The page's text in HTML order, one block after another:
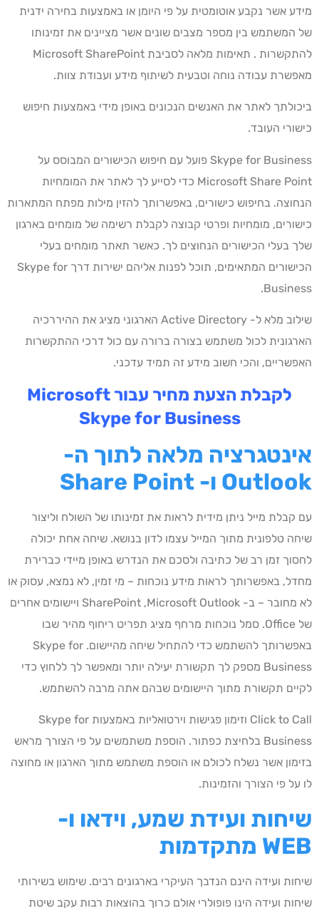
מידע אשר נקבע אוטומטית על פי היומן או באמצעות בחירה ידנית
של המשתמש בין מספר מצבים שונים אשר מציינים את זמינותו
להתקשרות . תאימות מלאה לסביבת Microsoft SharePoint
מאפשרת עבודה נוחה וטבעית לשיתוף מידע ועבודת צוות.
ביכולתך לאתר את האנשים הנכונים באופן מידי באמצעות חיפוש
כישורי העובד.
Skype for Business פועל עם חיפוש הכישורים המבוסס על
Microsoft Share Point כדי לסייע לך לאתר את המומחיות
הנחוצה. בחיפוש כישורים, באפשרותך להזין מילות מפתח המתארות
כישורים, מומחיות ופרטי קבוצה לקבלת רשימה של מומחים בארגון
שלך בעלי הכישורים הנחוצים לך. כאשר תאתר מומחים בעלי
הכישורים המתאימים, תוכל לפנות אליהם ישירות דרך Skype for
Business.
שילוב מלא ל- Active Directory הארגוני מציג את ההיררכיה
הארגונית לכול משתמש בצורה ברורה עם כול דרכי ההתקשרות
האפשריים, והכי חשוב מידע זה תמיד עדכני.
לקבלת הצעת מחיר עבור Microsoft
Skype for Business
אינטגרציה מלאה לתוך ה-
Outlook ו- Share Point
עם קבלת מייל ניתן מידית לראות את זמינותו של השולח וליצור
שיחה טלפונית מתוך המייל עצמו לדון בנושא. שיחה אחת יכולה
לחסוך זמן רב של כתיבה ולסכם את הנדרש באופן מיידי כברירת
מחדל, באפשרותך לראות מידע נוכחות – מי זמין, לא נמצא, עסוק או
לא מחובר – ב- Microsoft Outlook,‏ SharePoint ויישומים אחרים
של Office. סמל נוכחות מרחף מציג תפריט ריחוף מהיר שבו
באפשרותך להשתמש כדי להתחיל שיחה מהיישום. Skype for
Business מספק לך תקשורת יעילה יותר ומאפשר לך ללחוץ כדי
לקיים תקשורת מתוך היישומים שבהם אתה מרבה להשתמש.
Click to Call וזימון פגישות וירטואליות באמצעות Skype for
Business בלחיצת כפתור. הוספת משתמשים על פי הצורך מראש
בזימון אשר נשלח לכולם או הוספת משתמש מתוך הארגון או מחוצה
לו על פי הצורך והזמינות.
שיחות ועידת שמע, וידאו ו-
WEB מתקדמות
שיחות ועידה הינם הנדבך העיקרי בארגונים רבים. שימוש בשירותי
שיחות ועידה הינו פופולרי אולם כרוך בהוצאות רבות עקב שיטת